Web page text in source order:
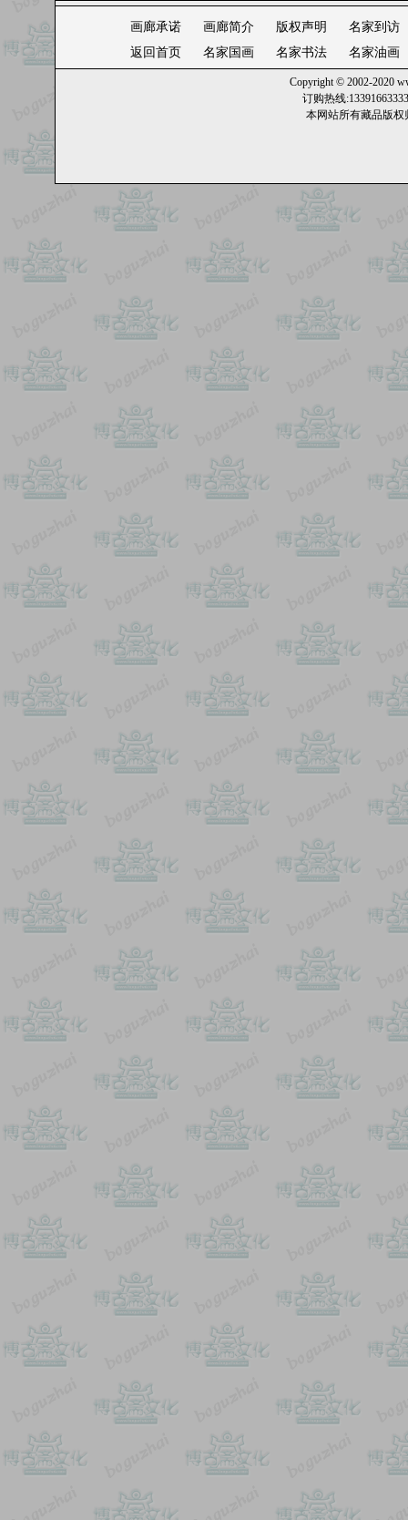
画廊承诺 画廊简介 版权声明
名家到访
返回首页
名家国画 名家书法 名家油画
Copyright © 2002-2020
订购热线
本网站所有藏品版